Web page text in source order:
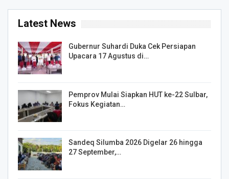
Latest News
Gubernur Suhardi Duka Cek Persiapan
Upacara 17 Agustus di…
Pemprov Mulai Siapkan HUT ke-22 Sulbar,
Fokus Kegiatan…
Sandeq Silumba 2026 Digelar 26 hingga
27 September,…